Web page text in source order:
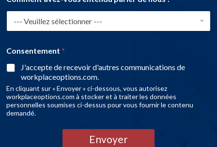
Consentement *
J'accepte de recevoir d'autres communications de
workplaceoptions.com.
En cliquant sur « Envoyer » ci-dessous, vous autorisez
workplaceoptions.com à stocker et à traiter les données
personnelles soumises ci-dessus pour vous fournir le contenu
demandé.
Envoyer